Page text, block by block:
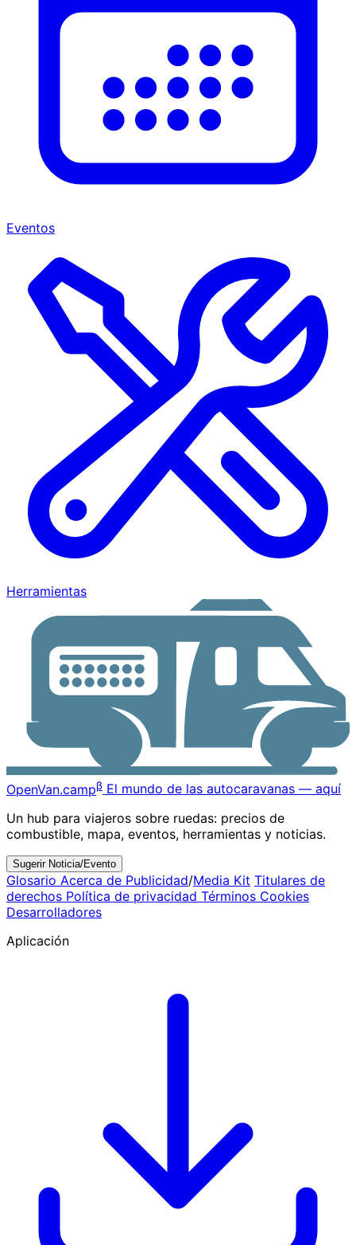
Eventos
Herramientas
OpenVan.campβ El mundo de las autocaravanas — aquí
Un hub para viajeros sobre ruedas: precios de
combustible, mapa, eventos, herramientas y noticias.
Sugerir Noticia/Evento
Glosario Acerca de Publicidad/Media Kit Titulares de
derechos Política de privacidad Términos Cookies
Desarrolladores
Aplicación